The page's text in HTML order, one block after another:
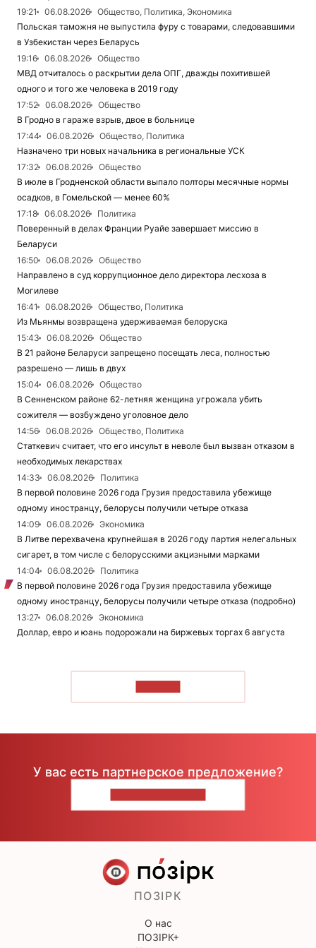
19:21
06.08.2026
Общество, Политика, Экономика
Польская таможня не выпустила фуру с товарами, следовавшими
в Узбекистан через Беларусь
19:16
06.08.2026
Общество
МВД отчиталось о раскрытии дела ОПГ, дважды похитившей
одного и того же человека в 2019 году
17:52
06.08.2026
Общество
В Гродно в гараже взрыв, двое в больнице
17:44
06.08.2026
Общество, Политика
Назначено три новых начальника в региональные УСК
17:32
06.08.2026
Общество
В июле в Гродненской области выпало полторы месячные нормы
осадков, в Гомельской — менее 60%
17:18
06.08.2026
Политика
Поверенный в делах Франции Руайе завершает миссию в
Беларуси
16:50
06.08.2026
Общество
Направлено в суд коррупционное дело директора лесхоза в
Могилеве
16:41
06.08.2026
Общество, Политика
Из Мьянмы возвращена удерживаемая белоруска
15:43
06.08.2026
Общество
В 21 районе Беларуси запрещено посещать леса, полностью
разрешено — лишь в двух
15:04
06.08.2026
Общество
В Сенненском районе 62-летняя женщина угрожала убить
сожителя — возбуждено уголовное дело
14:56
06.08.2026
Общество, Политика
Статкевич считает, что его инсульт в неволе был вызван отказом в
необходимых лекарствах
14:33
06.08.2026
Политика
В первой половине 2026 года Грузия предоставила убежище
одному иностранцу, белорусы получили четыре отказа
14:09
06.08.2026
Экономика
В Литве перехвачена крупнейшая в 2026 году партия нелегальных
сигарет, в том числе с белорусскими акцизными марками
14:04
06.08.2026
Политика
В первой половине 2026 года Грузия предоставила убежище
одному иностранцу, белорусы получили четыре отказа (подробно)
13:27
06.08.2026
Экономика
Доллар, евро и юань подорожали на биржевых торгах 6 августа
У вас есть партнерское предложение?
ПОЗІРК
О нас
ПОЗІРК+